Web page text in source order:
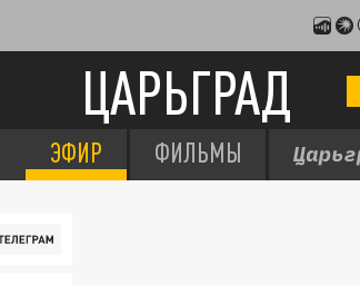
ЦАРЬГРАД
ЭФИР ФИЛЬМЫ